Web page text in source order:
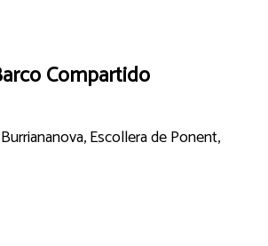
Compartido
Escollera de Ponent,